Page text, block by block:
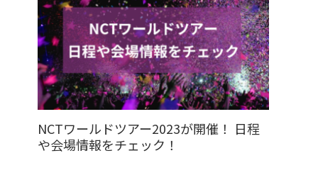
NCTワールドツアー2023が開催！ 日程
や会場情報をチェック！